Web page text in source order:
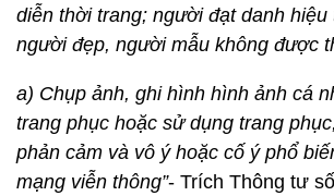
diễn thời trang; người đạt danh hiệu
người đẹp, người mẫu không được
a) Chụp ảnh, ghi hình hình ảnh cá
trang phục hoặc sử dụng trang
phản cảm và vô ý hoặc cố ý phổ
mạng viễn thông”- Trích Thông tư